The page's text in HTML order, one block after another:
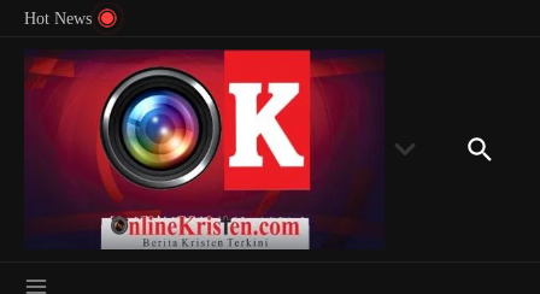
Lewati ke konten
Hot News